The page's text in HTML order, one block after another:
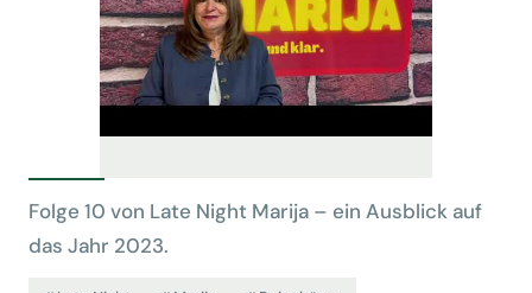
Folge 10 von Late Night Marija – ein Ausblick auf
das Jahr 2023.